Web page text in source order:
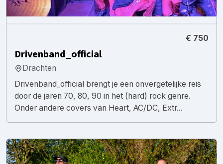
€ 750
Drivenband_official
Drachten
Drivenband_official brengt je een onvergetelijke reis
door de jaren 70, 80, 90 in het (hard) rock genre.
Onder andere covers van Heart, AC/DC, Extr...